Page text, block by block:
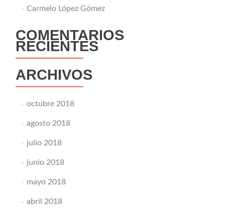
Carmelo López Gómez
COMENTARIOS
RECIENTES
ARCHIVOS
octubre 2018
agosto 2018
julio 2018
junio 2018
mayo 2018
abril 2018